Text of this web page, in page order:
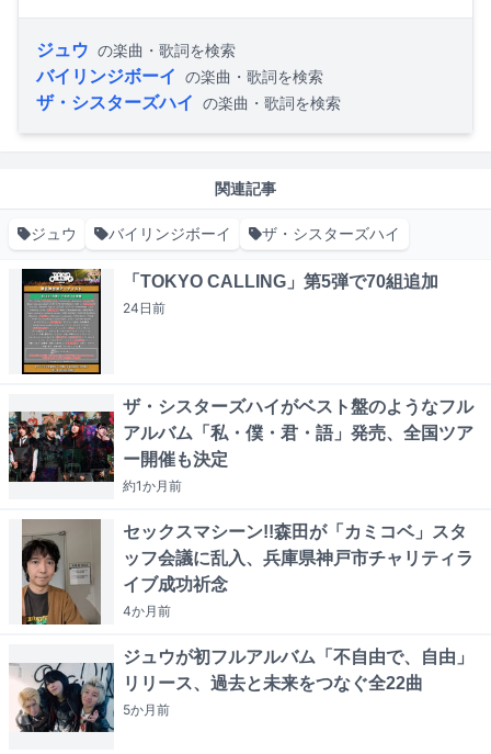
ジュウ の楽曲・歌詞を検索
バイリンジボーイ の楽曲・歌詞を検索
ザ・シスターズハイ の楽曲・歌詞を検索
関連記事
ジュウ バイリンジボーイ ザ・シスターズハイ
「TOKYO CALLING」第5弾で70組追加
24日前
ザ・シスターズハイがベスト盤のようなフル
アルバム「私・僕・君・語」発売、全国ツア
ー開催も決定
約1か月前
セックスマシーン!!森田が「カミコベ」スタ
ッフ会議に乱入、兵庫県神戸市チャリティラ
イブ成功祈念
4か月前
ジュウが初フルアルバム「不自由で、自由」
リリース、過去と未来をつなぐ全22曲
5か月前